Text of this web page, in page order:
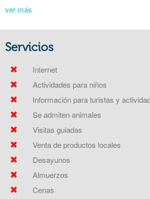
ver más
Servicios
Internet
Actividades para niños
Información para turistas y
Se admiten animales
Visitas guiadas
Venta de productos locales
Desayunos
Almuerzos
Cenas